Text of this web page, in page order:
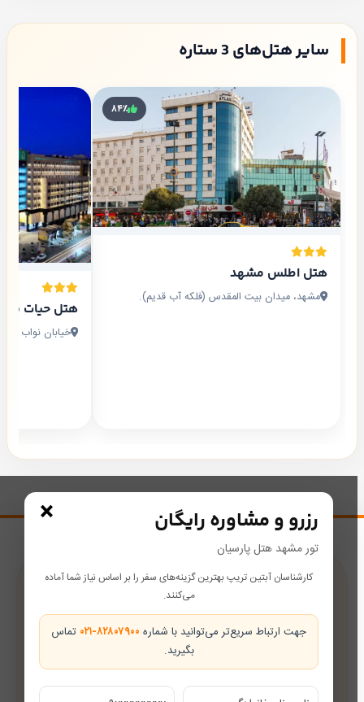
سایر هتل‌های 3 ستاره
۸۴٪
هتل اطلس مشهد
مشهد، میدان بیت المقدس (فلکه آب قدیم).
هتل حیات
خیابان نواب صفوی
رزرو و مشاوره رایگان
تور مشهد هتل پارسیان
کارشناسان آبتین تریپ بهترین گزینه‌های سفر را بر اساس نیاز شما آماده
می‌کنند.
جهت ارتباط سریع‌تر می‌توانید با شماره ۰۲۱-۸۲۸۰۷۹۰۰ تماس
بگیرید.
×
پشتیبانی در طول سفر
همراه شما از رزرو تا بازگشت
تضمین بهترین قیمت
قیمت‌های رقابتی